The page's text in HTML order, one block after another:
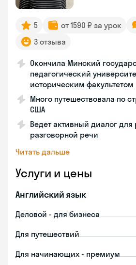
5 от 1590 ₽ за урок
3 отзыва
Окончила Минский
педагогический
историческим факультетом
Много путешествовала по
США
Ведет активный диалог для
разговорной речи
Читать дальше
Услуги и цены
Английский язык
Деловой - для бизнеса
Для путешествий
Для начинающих - премиум